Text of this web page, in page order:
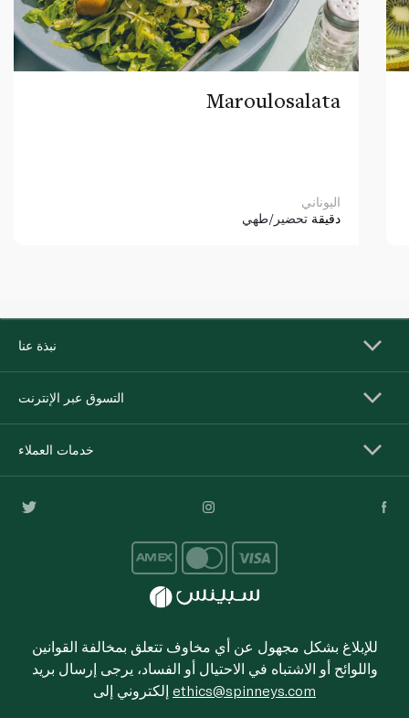
Maroulosalata
اليوناني
دقيقة تحضير/طهي
نبذة عنا
التسوق عبر الإنترنت
خدمات العملاء
للإبلاغ بشكل مجهول عن أي مخاوف تتعلق بمخالفة القوانين
واللوائح أو الاشتباه في الاحتيال أو الفساد، يرجى إرسال بريد
ethics@spinneys.com